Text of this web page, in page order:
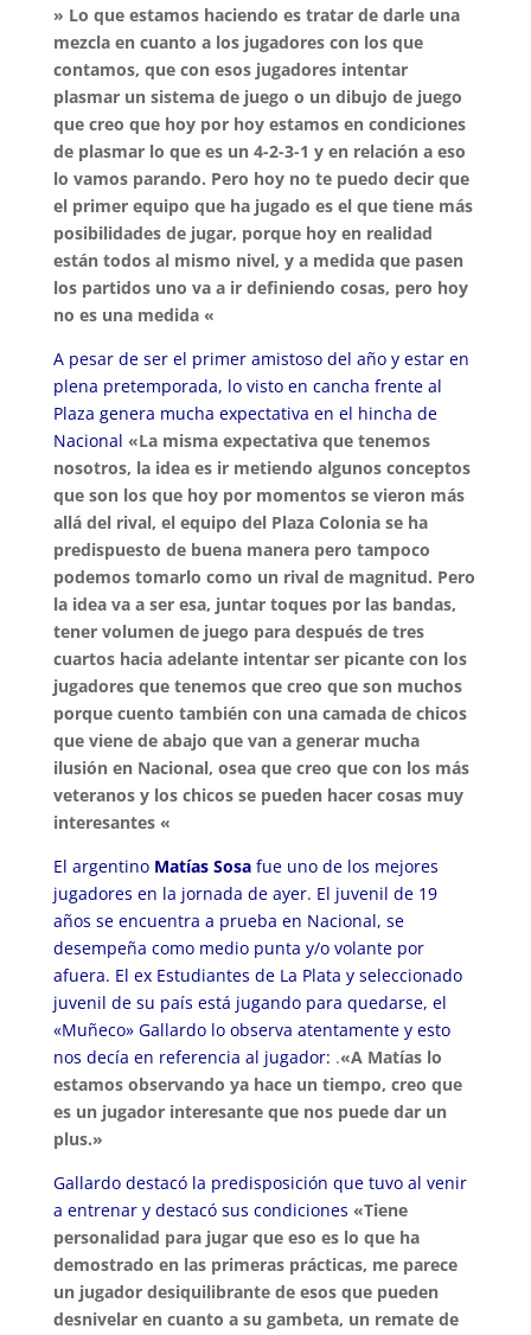
» Lo que estamos haciendo es tratar de darle una
mezcla en cuanto a los jugadores con los que
contamos, que con esos jugadores intentar
plasmar un sistema de juego o un dibujo de juego
que creo que hoy por hoy estamos en condiciones
de plasmar lo que es un 4-2-3-1 y en relación a eso
lo vamos parando. Pero hoy no te puedo decir que
el primer equipo que ha jugado es el que tiene más
posibilidades de jugar, porque hoy en realidad
están todos al mismo nivel, y a medida que pasen
los partidos uno va a ir definiendo cosas, pero hoy
no es una medida «
A pesar de ser el primer amistoso del año y estar en
plena pretemporada, lo visto en cancha frente al
Plaza genera mucha expectativa en el hincha de
Nacional «La misma expectativa que tenemos
nosotros, la idea es ir metiendo algunos conceptos
que son los que hoy por momentos se vieron más
allá del rival, el equipo del Plaza Colonia se ha
predispuesto de buena manera pero tampoco
podemos tomarlo como un rival de magnitud. Pero
la idea va a ser esa, juntar toques por las bandas,
tener volumen de juego para después de tres
cuartos hacia adelante intentar ser picante con los
jugadores que tenemos que creo que son muchos
porque cuento también con una camada de chicos
que viene de abajo que van a generar mucha
ilusión en Nacional, osea que creo que con los más
veteranos y los chicos se pueden hacer cosas muy
interesantes «
El argentinoMatías Sosafue uno de los mejores
jugadores en la jornada de ayer. El juvenil de 19
años se encuentra a prueba en Nacional, se
desempeña como medio punta y/o volante por
afuera. El ex Estudiantes de La Plata y seleccionado
juvenil de su país está jugando para quedarse, el
«Muñeco» Gallardo lo observa atentamente y esto
nos decía en referencia al jugador: .«A Matías lo
estamos observando ya hace un tiempo, creo que
es un jugador interesante que nos puede dar un
plus.»
Gallardo destacó la predisposición que tuvo al venir
a entrenar y destacó sus condiciones «Tiene
personalidad para jugar que eso es lo que ha
demostrado en las primeras prácticas, me parece
un jugador desiquilibrante de esos que pueden
desnivelar en cuanto a su gambeta, un remate de